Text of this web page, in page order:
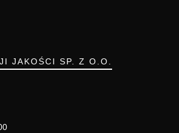
JAKOŚCI SP. Z O.O.